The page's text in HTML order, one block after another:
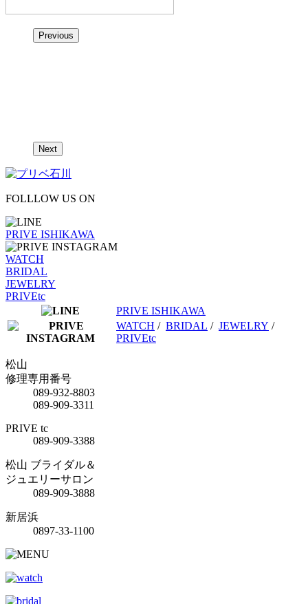
Previous
Next
FOLLLOW US ON
PRIVE ISHIKAWA
WATCH
BRIDAL
JEWELRY
PRIVEtc
PRIVE ISHIKAWA
WATCH / BRIDAL / JEWELRY /
PRIVEtc
松山
修理専用番号
089-932-8803
089-909-3311
PRIVE tc
089-909-3388
松山 ブライダル＆
ジュエリーサロン
089-909-3888
新居浜
0897-33-1100